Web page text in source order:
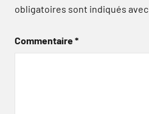
obligatoires sont indiqués avec
Commentaire*